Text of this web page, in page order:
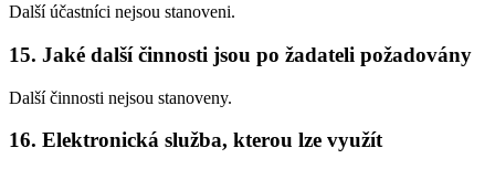
Další účastníci nejsou stanoveni.
15. Jaké další činnosti jsou po žadateli požadovány
Další činnosti nejsou stanoveny.
16. Elektronická služba, kterou lze využít